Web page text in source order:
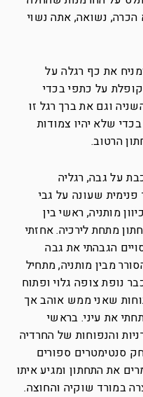
הכרה, נשואה, אתה נשוי
את כף רגלה על
על כתפי בכדי
וגם את ברך רגל זו
שלא יהיו צמודות
הרטוב.
על גבה, רגליה
שעונה על גבי
מותניה, ראשי בין
מתחת לירכיה. אחזתי
הגבהתי את גבה
מבין מותניה, מתחיל
נופת צופה גלוי ופתוח
שאני ממש אוהב אך
את עיני. בראשי
והנפוחות של החרדיה
סנטימטרים ספורים
את התחתון ומגיע איתו
במורד שוקיה והחוצה.